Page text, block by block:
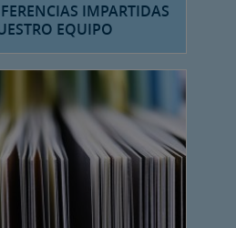
IMPARTIDAS
EQUIPO